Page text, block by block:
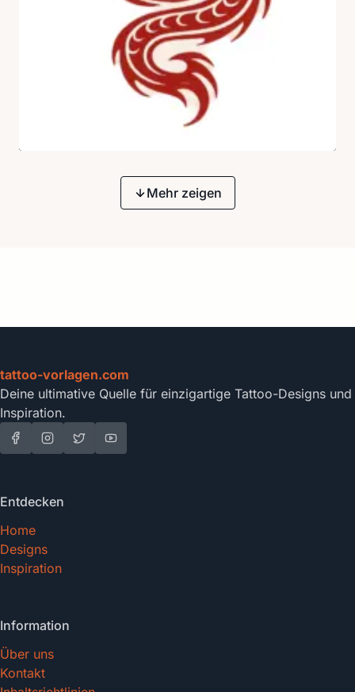
Mehr zeigen
tattoo-vorlagen.com
Deine ultimative Quelle für einzigartige Tattoo-Designs und
Inspiration.
Entdecken
Home
Designs
Inspiration
Information
Über uns
Kontakt